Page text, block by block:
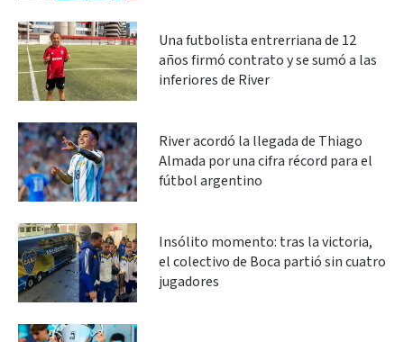
Una futbolista entrerriana de 12
años firmó contrato y se sumó a las
inferiores de River
River acordó la llegada de Thiago
Almada por una cifra récord para el
fútbol argentino
Insólito momento: tras la victoria,
el colectivo de Boca partió sin cuatro
jugadores